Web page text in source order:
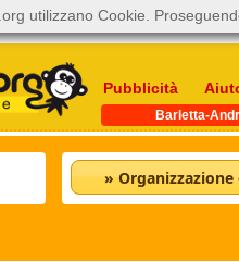
Pubblicità
Barletta-
» Organizzazione
utilizzano Cookie.